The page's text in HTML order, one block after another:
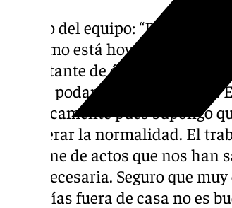
Estado del equipo: “Bueno,
ver cómo está hoy. Si puede
importante de él, veremos.
y ojalá podamos contar con
Anímicamente pues supongo
recuperar la normalidad. El
vorágine de actos que nos
muy necesaria. Seguro que
siete días fuera de casa no es